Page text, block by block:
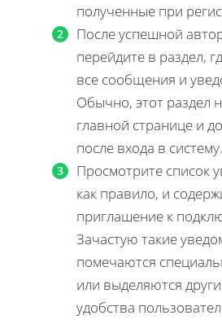
полученные при
После успешной
перейдите в раздел,
все сообщения и
Обычно, этот раздел
главной странице и
после входа в систему.
Просмотрите список
как правило, и
приглашение к
Зачастую такие
помечаются
или выделяются
удобства